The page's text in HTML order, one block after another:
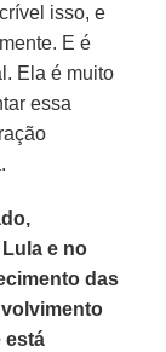
isso, e
E é
Ela é muito
essa
e no
das
está